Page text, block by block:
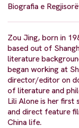
Biografia e
Zou Jing, born in
based out of
literature
began working at
director/editor on
of literature and
Lili Alone is her
and direct feature
China life.